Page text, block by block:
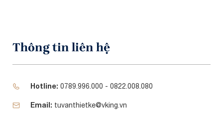
Thông tin liên hệ
Hotline: 0789.996.000 - 0822.008.080
Email: tuvanthietke@vking.vn